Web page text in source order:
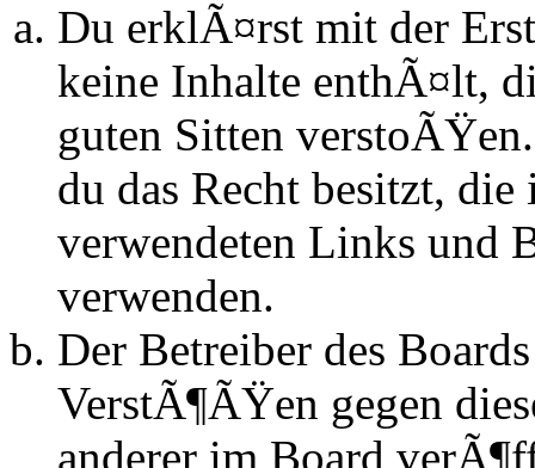
Du erklÃ¤rst mit der
keine Inhalte enthÃ¤lt,
guten Sitten
du das Recht besitzt,
verwendeten Links und
verwenden.
Der Betreiber des
VerstÃ¶ÃŸen gegen
anderer im Board